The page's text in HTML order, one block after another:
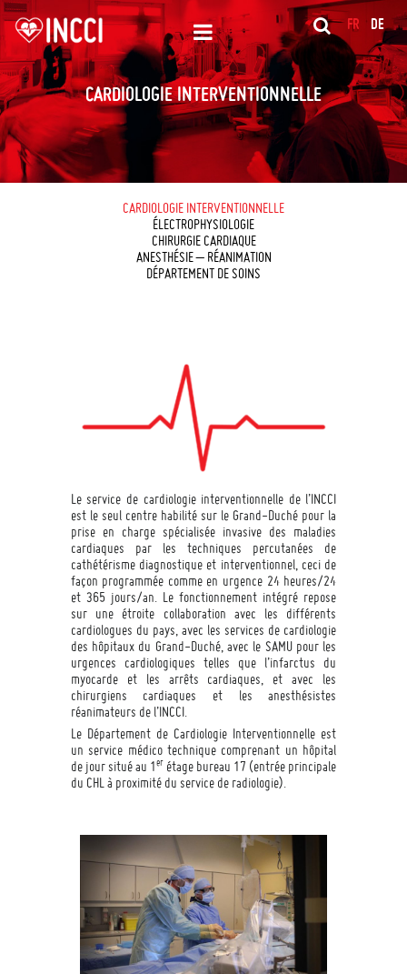
FR DE
CARDIOLOGIE INTERVENTIONNELLE
CARDIOLOGIE INTERVENTIONNELLE
ÉLECTROPHYSIOLOGIE
CHIRURGIE CARDIAQUE
ANESTHÉSIE – RÉANIMATION
DÉPARTEMENT DE SOINS
Le service de cardiologie interventionnelle de l’INCCI
est le seul centre habilité sur le Grand-Duché pour la
prise en charge spécialisée invasive des maladies
cardiaques par les techniques percutanées de
cathétérisme diagnostique et interventionnel, ceci de
façon programmée comme en urgence 24 heures/24
et 365 jours/an. Le fonctionnement intégré repose
sur une étroite collaboration avec les différents
cardiologues du pays, avec les services de cardiologie
des hôpitaux du Grand-Duché, avec le SAMU pour les
urgences cardiologiques telles que l’infarctus du
myocarde et les arrêts cardiaques, et avec les
chirurgiens cardiaques et les anesthésistes
réanimateurs de l’INCCI.
Le Département de Cardiologie Interventionnelle est
un service médico technique comprenant un hôpital
de jour situé au 1erétage bureau 17 (entrée principale
du CHL à proximité du service de radiologie).